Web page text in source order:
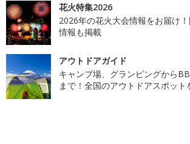
花火特集2026
2026年の花火大会情報をお届け
情報も掲載
アウトドアガイド
キャンプ場、グランピングから
まで！全国のアウトドアスポット